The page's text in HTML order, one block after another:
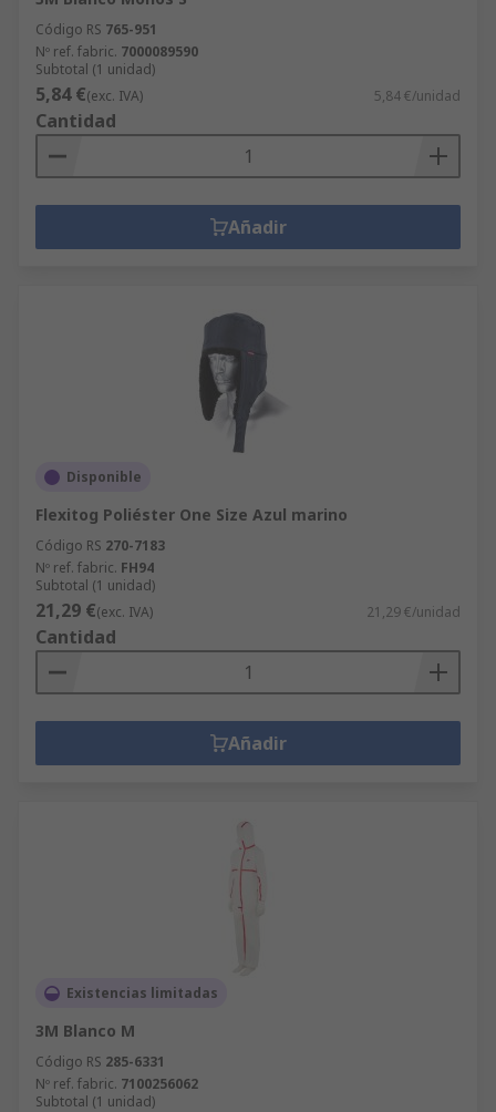
Código RS 765-951
Nº ref. fabric. 7000089590
Subtotal (1 unidad)
5,84 €(exc. IVA) 5,84 €/unidad
Cantidad
Añadir
Disponible
Flexitog Poliéster One Size Azul marino
Código RS 270-7183
Nº ref. fabric. FH94
Subtotal (1 unidad)
21,29 €(exc. IVA) 21,29 €/unidad
Cantidad
Añadir
Existencias limitadas
3M Blanco M
Código RS 285-6331
Nº ref. fabric. 7100256062
Subtotal (1 unidad)